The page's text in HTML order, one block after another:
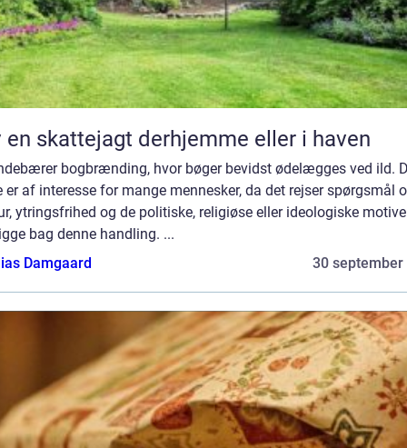
en skattejagt derhjemme eller i haven
bogbrænding, hvor bøger bevidst ødelægges ved ild.
er af interesse for mange mennesker, da det rejser spørgsmål
ytringsfrihed og de politiske, religiøse eller ideologiske
bag denne handling. ...
Damgaard
30 september